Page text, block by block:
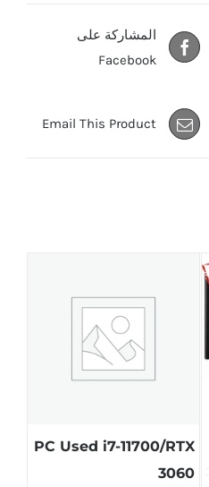
المشاركة على
Facebook
Email This Product
PC Used i7-11700/RTX
3060